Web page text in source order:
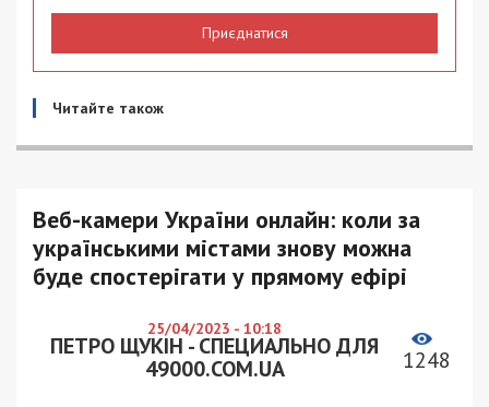
Приєднатися
Читайте також
Веб-камери України онлайн: коли за
українськими містами знову можна
буде спостерігати у прямому ефірі
25/04/2023 - 10:18
ПЕТРО ЩУКІН - СПЕЦИАЛЬНО ДЛЯ
49000.COM.UA
1248